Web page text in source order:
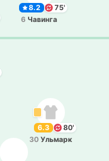
8.2 75'
6 Ча­ви­нга
6.3
80'
30 Ульмарк